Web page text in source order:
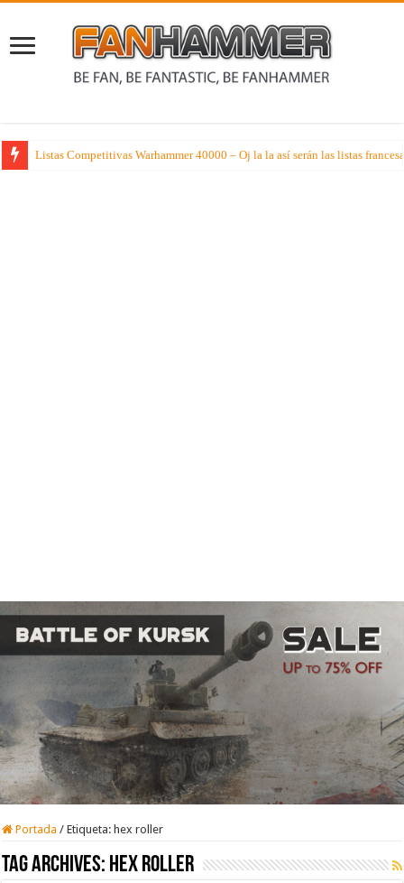
Listas Competitivas Warhammer 40000 – Oj la la así serán las listas
Portada / Etiqueta: hex roller
Tag Archives: hex roller